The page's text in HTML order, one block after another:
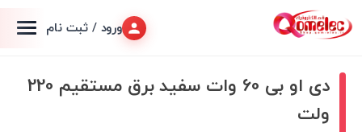
ورود / ثبت نام
دی او بی 60 وات سفید برق مستقیم 220
ولت